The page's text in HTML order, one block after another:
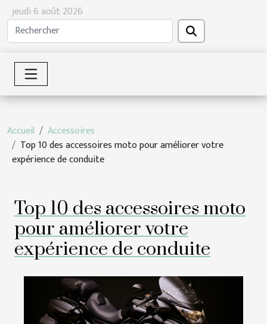
jeudi 6 août 2026
Accueil
Accessoires
Top 10 des accessoires moto pour améliorer votre
expérience de conduite
Top 10 des accessoires moto
pour améliorer votre
expérience de conduite